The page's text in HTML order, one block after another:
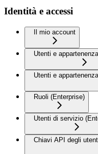
Identità e accessi
Il mio account
Utenti e
Utenti e
Ruoli (Enterprise)
Utenti di servizio
Chiavi API degli